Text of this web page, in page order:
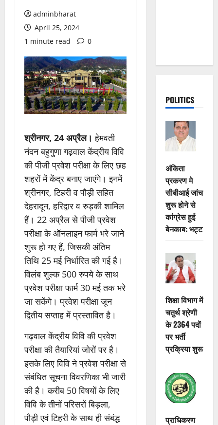
adminbharat
April 25, 2024
1 minute read
0
श्रीनगर, 24 अप्रैल। हेमवती
नंदन बहुगुणा गढ़वाल केंद्रीय विवि
की पीजी प्रवेश परीक्षा के लिए छह
शहरों में केंद्र बनाए जाएंगे। इनमें
श्रीनगर, टिहरी व पौड़ी सहित
देहरादून, हरिद्वार व रुड़की शामिल
हैं। 22 अप्रैल से पीजी प्रवेश
परीक्षा के ऑनलाइन फार्म भरे जाने
शुरू हो गए हैं, जिसकी अंतिम
तिथि 25 मई निर्धारित की गई है।
विलंब शुल्क 500 रुपये के साथ
प्रवेश परीक्षा फार्म 30 मई तक भरे
जा सकेंगे। प्रवेश परीक्षा जून
द्वितीय सप्ताह में प्रस्तावित है।
गढ़वाल केंद्रीय विवि की प्रवेश
परीक्षा की तैयारियां जोरों पर है।
इसके लिए विवि ने प्रवेश परीक्षा से
संबंधित सूचना विवरणिका भी जारी
की है। करीब 50 विषयों के लिए
विवि के तीनों परिसरों बिड़ला,
पौड़ी एवं टिहरी के साथ ही संबंद्ध
POLITICS
अंकिता
प्रकरण मे
सीबीआई जांच
शुरू होने से
कांग्रेस हुई
बेनकाब: भट्ट
शिक्षा विभाग में
चतुर्थ श्रेणी
के 2364 पदों
पर भर्ती
प्रक्रिया शुरू
प्राधिकरण